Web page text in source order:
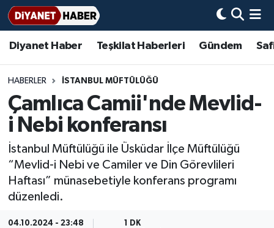
Diyanet Haber Teşkilat Haberleri Gündem
HABERLER İSTANBUL MÜFTÜLÜĞÜ
Çamlıca Camii'nde Mevlid-
i Nebi konferansı
İstanbul Müftülüğü ile Üsküdar İlçe Müftülüğü
“Mevlid-i Nebi ve Camiler ve Din Görevlileri
Haftası” münasebetiyle konferans programı
düzenledi.
04.10.2024 - 23:48 1 DK
Diyanet Haber
Teşkilat Haberleri
Adana Müftülüğü
Adıyaman Müftülüğü
Afyonkarahisar Müftülüğü
Aksaray Müftülüğü
Amasya Müftülüğü
Gündem
Bir Ayet
Bir Hikaye
Biyografiler
Diyanet Bilgi
Diyanet Takvimi
Basında Bugün
DİYANET eKİTAP
Aile Dergisi
Aylık Dergi
İmam Hatip Okulları
Başmakale
Hadis-i Şerifler
Hayat Okumaları
Nöbetçi Eczaneler
Hava Durumu
Ankara Namaz Vakitleri
Süper Lig Puan Durumu ve Fikstür
Tüm Manşetler